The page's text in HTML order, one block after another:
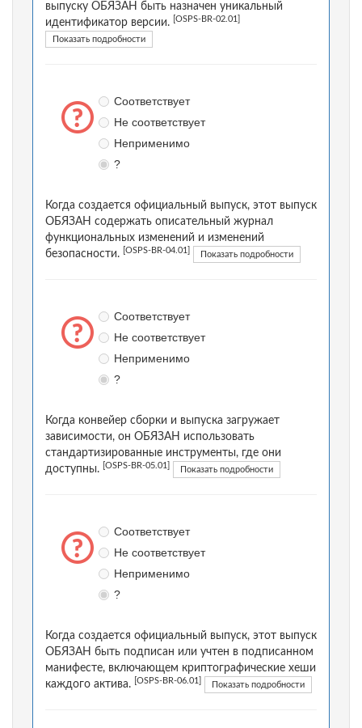
выпуску ОБЯЗАН быть назначен уникальный
идентификатор версии.
[OSPS-BR-02.01]
Показать подробности
Соответствует
Не соответствует
Неприменимо
?
Когда создается официальный выпуск, этот выпуск
ОБЯЗАН содержать описательный журнал
функциональных изменений и изменений
безопасности.
[OSPS-BR-04.01] Показать подробности
Соответствует
Не соответствует
Неприменимо
?
Когда конвейер сборки и выпуска загружает
зависимости, он ОБЯЗАН использовать
стандартизированные инструменты, где они
доступны.
[OSPS-BR-05.01] Показать подробности
Соответствует
Не соответствует
Неприменимо
?
Когда создается официальный выпуск, этот выпуск
ОБЯЗАН быть подписан или учтен в подписанном
манифесте, включающем криптографические хеши
каждого актива.
[OSPS-BR-06.01] Показать подробности